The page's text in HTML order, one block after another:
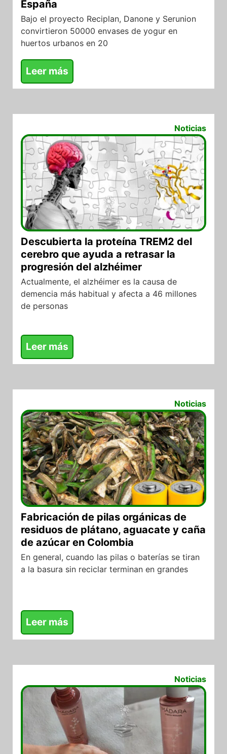
España
Bajo el proyecto Reciplan, Danone y Serunion
convirtieron 50000 envases de yogur en
huertos urbanos en 20
Leer más
Noticias
Descubierta la proteína TREM2 del
cerebro que ayuda a retrasar la
progresión del alzhéimer
Actualmente, el alzhéimer es la causa de
demencia más habitual y afecta a 46 millones
de personas
Leer más
Noticias
Fabricación de pilas orgánicas de
residuos de plátano, aguacate y caña
de azúcar en Colombia
En general, cuando las pilas o baterías se tiran
a la basura sin reciclar terminan en grandes
Leer más
Noticias